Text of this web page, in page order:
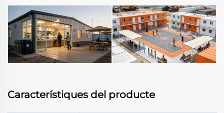
Característiques del producte